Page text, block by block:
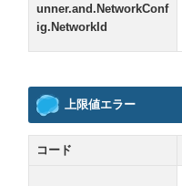
unner.and.NetworkConf
ig.NetworkId
上限値エラー
コード